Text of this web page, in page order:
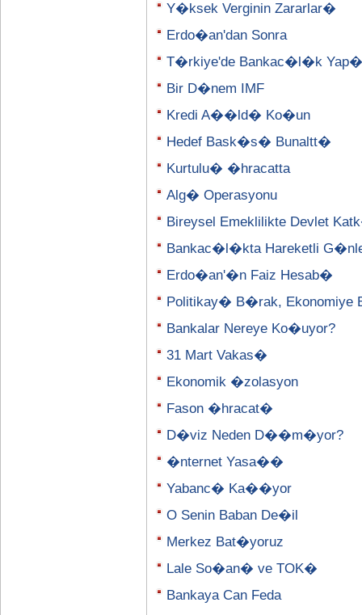
Y�ksek Verginin Zararlar�
Erdo�an'dan Sonra
T�rkiye'de Bankac�l�k
Bir D�nem IMF
Kredi A��ld� Ko�un
Hedef Bask�s� Bunaltt�
Kurtulu� �hracatta
Alg� Operasyonu
Bireysel Emeklilikte Devlet
Bankac�l�kta Hareketli
Erdo�an'�n Faiz Hesab�
Politikay� B�rak, Ekonomiye
Bankalar Nereye Ko�uyor?
31 Mart Vakas�
Ekonomik �zolasyon
Fason �hracat�
D�viz Neden D��m�yor?
�nternet Yasa��
Yabanc� Ka��yor
O Senin Baban De�il
Merkez Bat�yoruz
Lale So�an� ve TOK�
Bankaya Can Feda